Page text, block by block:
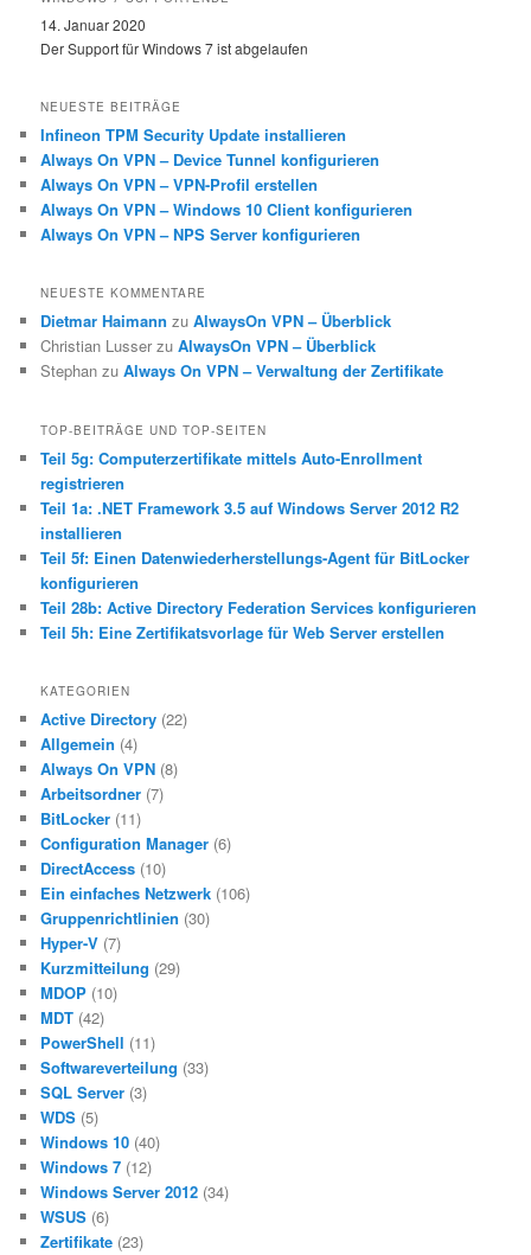
14. Januar 2020
Der Support für Windows 7 ist abgelaufen
NEUESTE BEITRÄGE
Infineon TPM Security Update installieren
Always On VPN – Device Tunnel konfigurieren
Always On VPN – VPN-Profil erstellen
Always On VPN – Windows 10 Client konfigurieren
Always On VPN – NPS Server konfigurieren
NEUESTE KOMMENTARE
Dietmar Haimann zuAlwaysOn VPN – Überblick
Christian Lusser zuAlwaysOn VPN – Überblick
Stephan zuAlways On VPN – Verwaltung der Zertifikate
TOP-BEITRÄGE UND TOP-SEITEN
Teil 5g: Computerzertifikate mittels Auto-Enrollment
registrieren
Teil 1a: .NET Framework 3.5 auf Windows Server 2012 R2
installieren
Teil 5f: Einen Datenwiederherstellungs-Agent für BitLocker
konfigurieren
Teil 28b: Active Directory Federation Services konfigurieren
Teil 5h: Eine Zertifikatsvorlage für Web Server erstellen
KATEGORIEN
Active Directory (22)
Allgemein (4)
Always On VPN (8)
Arbeitsordner (7)
BitLocker (11)
Configuration Manager (6)
DirectAccess (10)
Ein einfaches Netzwerk (106)
Gruppenrichtlinien (30)
Hyper-V (7)
Kurzmitteilung (29)
MDOP (10)
MDT (42)
PowerShell (11)
Softwareverteilung (33)
SQL Server (3)
WDS (5)
Windows 10 (40)
Windows 7 (12)
Windows Server 2012 (34)
WSUS (6)
Zertifikate (23)